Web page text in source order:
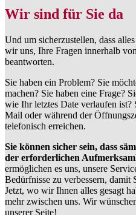
Wir sind für Sie da
Und um sicherzustellen, dass
wir uns, Ihre Fragen innerhalb
beantworten.
Sie haben ein Problem? Sie
machen? Sie haben eine Frage?
wie Ihr letztes Date verlaufen ist?
Mail oder während der
telefonisch erreichen.
Sie können sicher sein, dass
der erforderlichen
ermöglichen es uns, unsere
Bedürfnisse zu verbessern, damit
Jetzt, wo wir Ihnen alles gesagt
mehr zwischen uns. Wir
unserer Seite!